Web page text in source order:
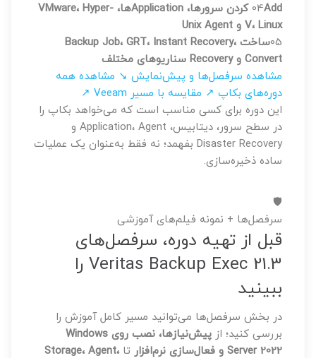
04
Add کردن سرورها، Applicationها، VMware، Hyper-
V، Linux و Unix Agent
05
ساخت Backup Job، GRT، Instant Recovery،
Convert و Recovery سناریوهای مختلف
مشاهده سرفصل‌ها و پیش‌نمایش ↘ مشاهده همه
دوره‌های بکاپ ↗ مقایسه با مسیر Veeam ↗
این دوره برای کسی مناسب است که می‌خواهد بکاپ را
در سطح سرور، دیتابیس، Application، Agent و
Disaster Recovery بفهمد؛ نه فقط به‌عنوان یک عملیات
ساده ذخیره‌سازی.
🛡️
سرفصل‌ها + نمونه فیلم‌های آموزشی
قبل از تهیه دوره، سرفصل‌های
Veritas Backup Exec 21.3 را
ببینید
در بخش سرفصل‌ها می‌توانید مسیر کامل آموزش را
بررسی کنید؛ از
پیش‌نیازها، نصب روی Windows
Server 2022 و فعال‌سازی نرم‌افزار
تا Storage، Agent،